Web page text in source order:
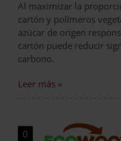
Al maximizar la
cartón y polímeros
azúcar de origen
cartón puede reducir
carbono.
Leer más »
0